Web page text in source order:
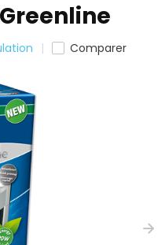
Comparer